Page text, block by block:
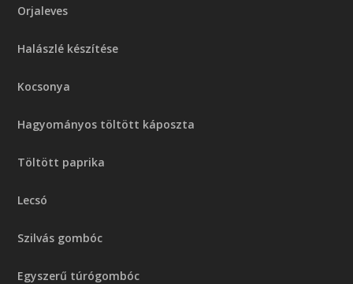
Orjaleves
Halászlé készítése
Kocsonya
Hagyományos töltött káposzta
Töltött paprika
Lecsó
Szilvás gombóc
Egyszerű túrógombóc